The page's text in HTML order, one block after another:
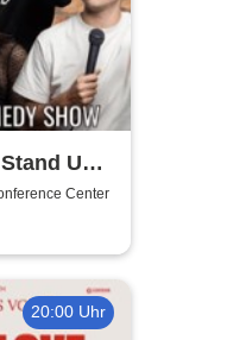
Up
Center
20:00 Uhr